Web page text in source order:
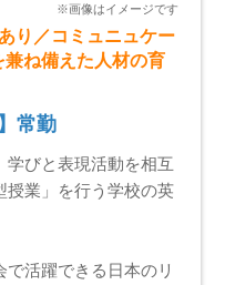
り／コミュニュケー
ね備えた人材の育
常勤
学びと表現活動を相互
授業」を行う学校の英
活躍できる日本のリ